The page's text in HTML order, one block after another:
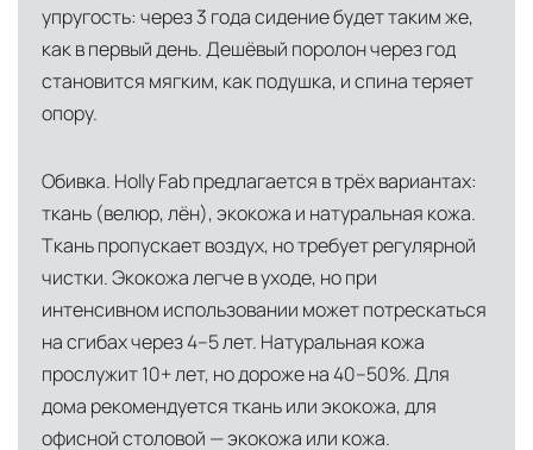
Управление логистикой и контроль
качества
Каждый заказ отслеживается в режиме
реального времени через систему GPS-
специалистов с опытом работы в
международной доставке обеспечивает
полную сохранность груза, соблюдение
температурного режима и защиту от
механических повреждений на всех этапах
маршрута.
Страхование грузаВсе международные
поставки застрахованы в соответствии с
упругость: через 3 года сидение будет таким же,
как в первый день. Дешёвый поролон через год
становится мягким, как подушка, и спина теряет
опору.
Обивка. Holly Fab предлагается в трёх вариантах:
ткань (велюр, лён), экокожа и натуральная кожа.
Ткань пропускает воздух, но требует регулярной
чистки. Экокожа легче в уходе, но при
интенсивном использовании может потрескаться
на сгибах через 4–5 лет. Натуральная кожа
прослужит 10+ лет, но дороже на 40–50%. Для
дома рекомендуется ткань или экокожа, для
офисной столовой — экокожа или кожа.